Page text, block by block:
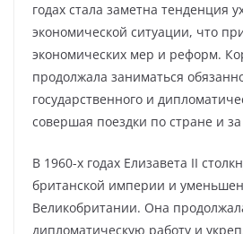
годах стала заметна тенденция
экономической ситуации, что
экономических мер и реформ.
продолжала заниматься
государственного и
совершая поездки по стране и
В 1960-х годах Елизавета II
британской империи и
Великобритании. Она
дипломатическую работу и